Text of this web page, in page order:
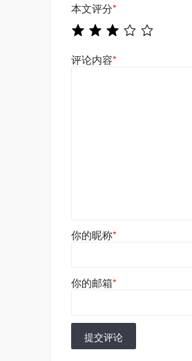
本文评分*
评论内容*
你的昵称*
你的邮箱*
提交评论